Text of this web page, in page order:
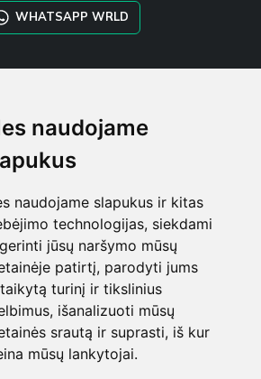
naudojame
naudojame slapukus ir kitas
technologijas, siekdami
jūsų naršymo mūsų
patirtį, parodyti jums
turinį ir tikslinius
išanalizuoti mūsų
srautą ir suprasti, iš kur
mūsų lankytojai.
WHATSAPP WRLD
MADE ORDERS
REGISTRUOT
PRISIJUNGT
PIRKINIŲ KREPŠELI
© 2025 - PVM mokėtojo koda